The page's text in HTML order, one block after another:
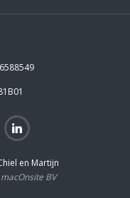
en Martijn
BV